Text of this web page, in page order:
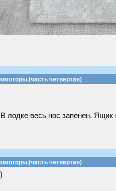
четвертая)
В лодке весь нос запенен.
четвертая)